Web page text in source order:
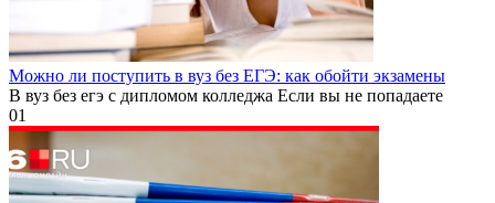
Можно ли поступить в вуз без ЕГЭ: как обойти экзамены
В вуз без егэ с дипломом колледжа Если вы не попадаете
01